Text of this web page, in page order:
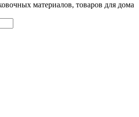
материалов, товаров для дома